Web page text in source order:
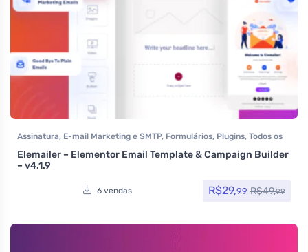
Assinatura, E-mail Marketing e SMTP, Formulários, Plugins, Todos os
itens
Elemailer – Elementor Email Template & Campaign Builder
– v4.1.9
6 vendas R$29,99 R$49,99